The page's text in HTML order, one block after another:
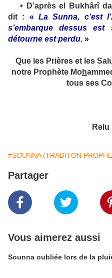
• D’après el Bukhârî
dit : «La Sunna, c’est
s’embarque dessus est
détourne est perdu. »
Que les Prières et les
notre Prophète Moh
tous ses
#SOUNNA (TRADITON
Partager
Vous aimerez aussi
Sounna oubliée lors de la